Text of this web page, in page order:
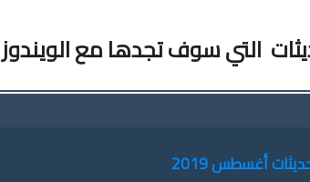
التي سوف تجدها مع الويندوز